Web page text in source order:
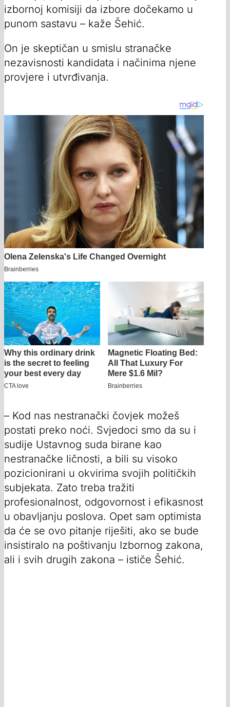
izbornoj komisiji da izbore dočekamo u
punom sastavu – kaže Šehić.
On je skeptičan u smislu stranačke
nezavisnosti kandidata i načinima njene
provjere i utvrđivanja.
– Kod nas nestranački čovjek možeš
postati preko noći. Svjedoci smo da su i
sudije Ustavnog suda birane kao
nestranačke ličnosti, a bili su visoko
pozicionirani u okvirima svojih političkih
subjekata. Zato treba tražiti
profesionalnost, odgovornost i efikasnost
u obavljanju poslova. Opet sam optimista
da će se ovo pitanje riješiti, ako se bude
insistiralo na poštivanju Izbornog zakona,
ali i svih drugih zakona – ističe Šehić.